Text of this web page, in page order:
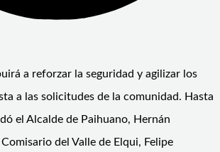
a reforzar la seguridad y agilizar los
a las solicitudes de la comunidad. Hasta
el Alcalde de Paihuano, Hernán
del Valle de Elqui, Felipe